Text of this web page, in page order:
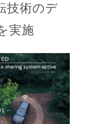
技術のデ
実施